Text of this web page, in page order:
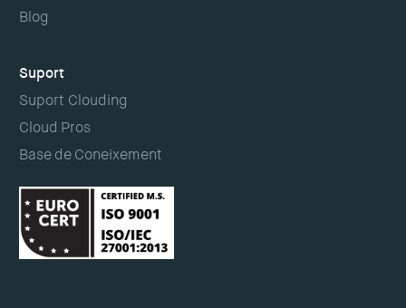
Blog
Suport
Suport Clouding
Cloud Pros
Base de Coneixement